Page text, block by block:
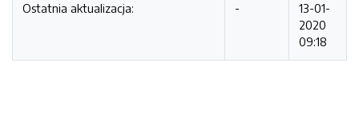
Ostatnia aktualizacja: -
13-01-
2020
09:18